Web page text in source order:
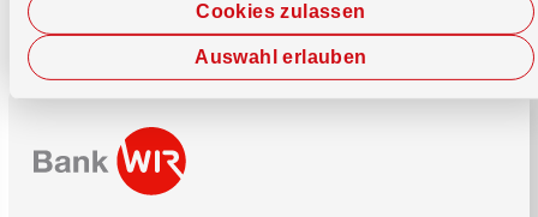
Cookies zulassen
Auswahl erlauben